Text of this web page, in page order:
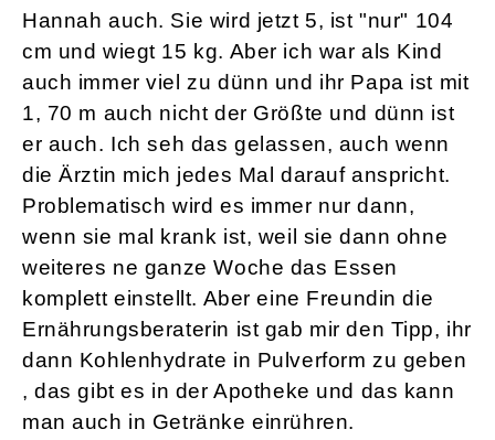
Hannah auch. Sie wird jetzt 5, ist "nur" 104
cm und wiegt 15 kg. Aber ich war als Kind
auch immer viel zu dünn und ihr Papa ist mit
1, 70 m auch nicht der Größte und dünn ist
er auch. Ich seh das gelassen, auch wenn
die Ärztin mich jedes Mal darauf anspricht.
Problematisch wird es immer nur dann,
wenn sie mal krank ist, weil sie dann ohne
weiteres ne ganze Woche das Essen
komplett einstellt. Aber eine Freundin die
Ernährungsberaterin ist gab mir den Tipp, ihr
dann Kohlenhydrate in Pulverform zu geben
, das gibt es in der Apotheke und das kann
man auch in Getränke einrühren.